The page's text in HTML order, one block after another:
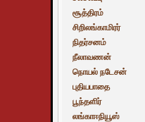
சூத்திரம்
சிறிலங்காமிரர்
நிதர்சனம்
நீலாவணன்
நொயல் நடேசன்
புதியபாதை
பூந்தளிர்
லங்காஈநியூஸ்